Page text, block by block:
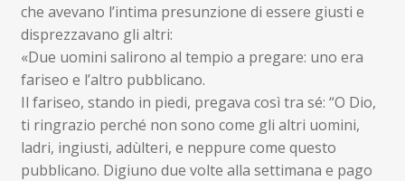
che avevano l’intima presunzione di essere giusti e
disprezzavano gli altri:
«Due uomini salirono al tempio a pregare: uno era
fariseo e l’altro pubblicano.
Il fariseo, stando in piedi, pregava così tra sé: “O Dio,
ti ringrazio perché non sono come gli altri uomini,
ladri, ingiusti, adùlteri, e neppure come questo
pubblicano. Digiuno due volte alla settimana e pago